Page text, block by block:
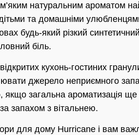
м’яким натуральним ароматом
дітьми та домашніми
будь-який різкий
біль.
кухонь-гостиних
джерело неприємного
якщо загальна ароматизація
запахом з вітальнею.
для дому Hurricane і вам